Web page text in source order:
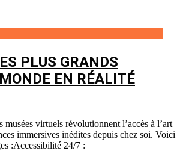
PLUS GRANDS
EN RÉALITÉ
musées virtuels révolutionnent l’accès à l’art
immersives inédites depuis chez soi. Voici
:Accessibilité 24/7 :